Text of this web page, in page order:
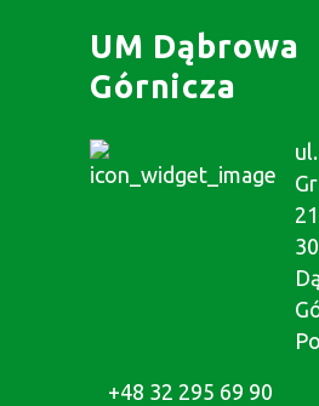
UM Dąbrowa
Górnicza
ul.
+48 32 295 69 90